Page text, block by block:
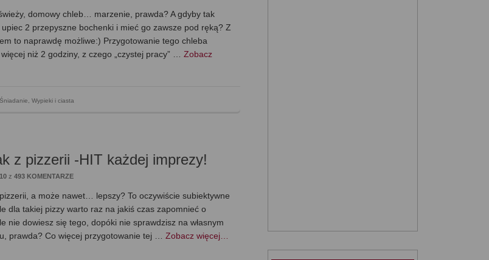
domowy chleb… marzenie, prawda? A gdyby tak
upiec 2 przepyszne bochenki i mieć go zawsze pod ręką? Z
to naprawdę możliwe:) Przygotowanie tego chleba
niż 2 godziny, z czego „czystej pracy” …Zobacz
Śniadanie, Wypieki i ciasta
z pizzerii -HIT każdej imprezy!
z493 KOMENTARZE
a może nawet… lepszy? To oczywiście subiektywne
dla takiej pizzy warto raz na jakiś czas zapomnieć o
nie dowiesz się tego, dopóki nie sprawdzisz na własnym
prawda? Co więcej przygotowanie tej …Zobacz więcej…